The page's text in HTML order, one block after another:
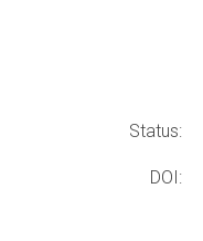
Status:
DOI: